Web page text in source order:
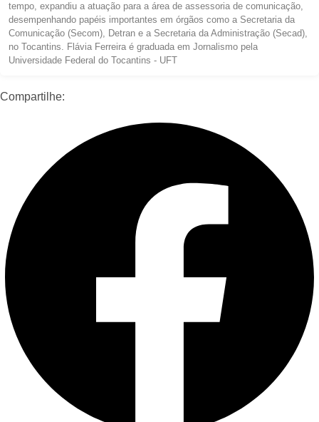
tempo, expandiu a atuação para a área de assessoria de comunicação,
desempenhando papéis importantes em órgãos como a Secretaria da
Comunicação (Secom), Detran e a Secretaria da Administração (Secad),
no Tocantins. Flávia Ferreira é graduada em Jornalismo pela
Universidade Federal do Tocantins - UFT
Compartilhe: